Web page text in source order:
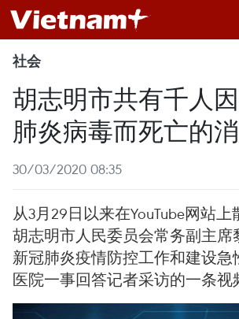
社会
胡志明市共有千人
肺炎病毒而死亡的
30/03/2020 08:35
从3月29日以来在YouTube网站
胡志明市人民委员会常务副主席
新冠肺炎疫情防控工作和建设急
医院一事回答记者采访的一条视